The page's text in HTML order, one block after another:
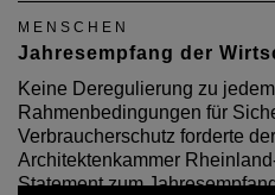
MENSCHEN
Jahresempfang der
Keine Deregulierung zu
Rahmenbedingungen für
Verbraucherschutz forderte
Architektenkammer
Statement zum